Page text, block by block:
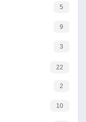
5
9
3
22
2
10